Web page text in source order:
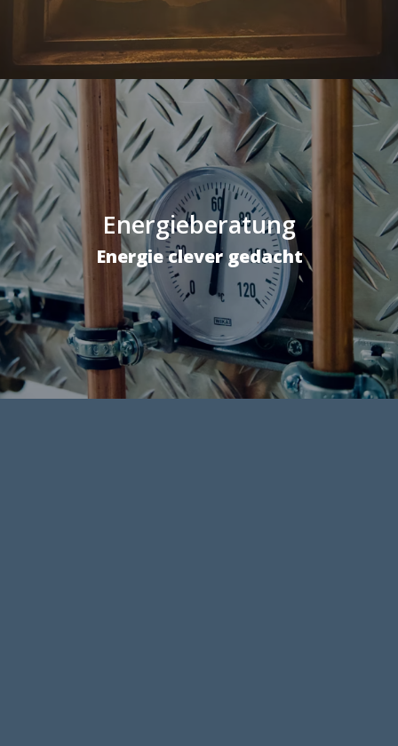
Energieberatung
Energie clever gedacht